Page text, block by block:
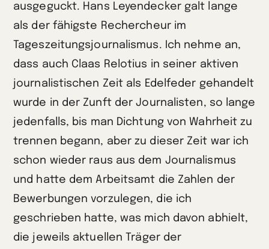
ausgeguckt. Hans Leyendecker galt lange
als der fähigste Rechercheur im
Tageszeitungsjournalismus. Ich nehme an,
dass auch Claas Relotius in seiner aktiven
journalistischen Zeit als Edelfeder gehandelt
wurde in der Zunft der Journalisten, so lange
jedenfalls, bis man Dichtung von Wahrheit zu
trennen begann, aber zu dieser Zeit war ich
schon wieder raus aus dem Journalismus
und hatte dem Arbeitsamt die Zahlen der
Bewerbungen vorzulegen, die ich
geschrieben hatte, was mich davon abhielt,
die jeweils aktuellen Träger der